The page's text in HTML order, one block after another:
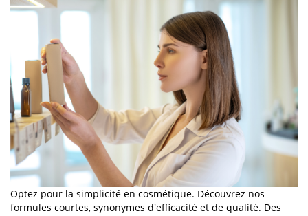
Optez pour la simplicité en cosmétique. Découvrez nos
formules courtes, synonymes d'efficacité et de qualité. Des